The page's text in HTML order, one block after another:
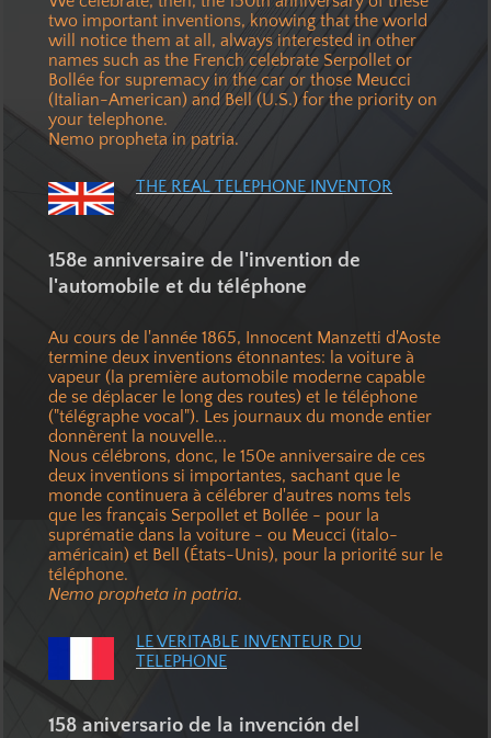
two important inventions, knowing that the world
will notice them at all, always interested in other
names such as the French celebrate Serpollet or
Bollée for supremacy in the car or those Meucci
(Italian-American) and Bell (U.S.) for the priority on
your telephone.
Nemo propheta in patria.
THE REAL TELEPHONE INVENTOR
158e anniversaire de l'invention de
l'automobile et du téléphone
Au cours de l'année 1865, Innocent Manzetti d'Aoste
termine deux inventions étonnantes: la voiture à
vapeur (la première automobile moderne capable
de se déplacer le long des routes) et le téléphone
("télégraphe vocal"). Les journaux du monde entier
donnèrent la nouvelle...
Nous célébrons, donc, le 150e anniversaire de ces
deux inventions si importantes, sachant que le
monde continuera à célébrer d'autres noms tels
que les français Serpollet et Bollée - pour la
suprématie dans la voiture - ou Meucci (italo-
américain) et Bell (États-Unis), pour la priorité sur le
téléphone.
Nemo propheta in patria.
LE VERITABLE INVENTEUR DU
TELEPHONE
158 aniversario de la invención del